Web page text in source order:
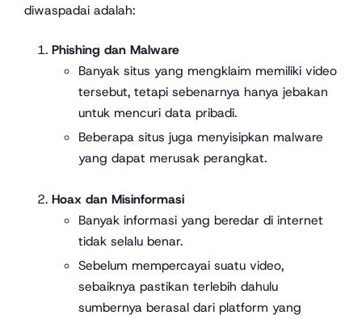
diwaspadai adalah:
Phishing dan Malware
Banyak situs yang mengklaim memiliki video
tersebut, tetapi sebenarnya hanya jebakan
untuk mencuri data pribadi.
Beberapa situs juga menyisipkan malware
yang dapat merusak perangkat.
Hoax dan Misinformasi
Banyak informasi yang beredar di internet
tidak selalu benar.
Sebelum mempercayai suatu video,
sebaiknya pastikan terlebih dahulu
sumbernya berasal dari platform yang